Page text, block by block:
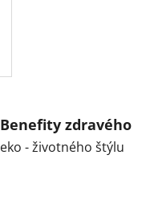
Benefity zdravého
eko - životného štýlu